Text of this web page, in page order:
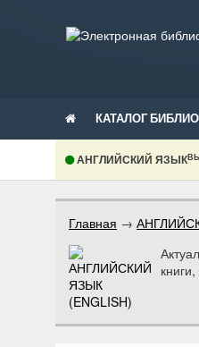
КАТАЛОГ
АНГЛИЙСКИЙ ЯЗЫК
Главная →